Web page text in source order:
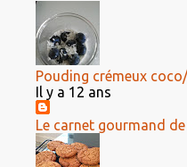
Pouding crémeux
Il y a 12 ans
Le carnet gourmand